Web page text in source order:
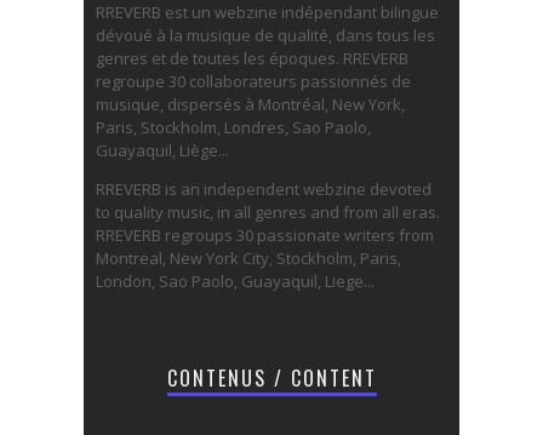
RREVERB est un webzine indépendant bilingue
dévoué à la musique de qualité, dans tous les
genres et de toutes les époques. RREVERB
regroupe 30 collaborateurs passionnés de
musique, dispersés à Montréal, New York,
Paris, Stockholm, Londres, Sao Paolo,
Guayaquil, Liège...
RREVERB is an independent webzine devoted
to quality music, in all genres and from all eras.
RREVERB regroups 30 passionate writers from
Montreal, New York City, Stockholm, Paris,
London, Sao Paolo, Guayaquil, Liege...
CONTENUS / CONTENT